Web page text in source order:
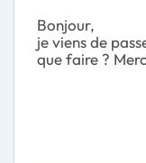
Bonjour,
je viens de
que faire ?